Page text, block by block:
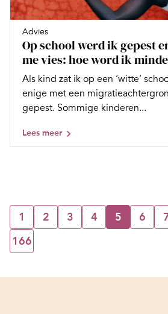
Advies
Op school werd ik gepest
me vies: hoe word ik
Als kind zat ik op een ‘witte’
enige met een
gepest. Sommige kinderen...
Lees meer
1 2 3 4 5 6
166